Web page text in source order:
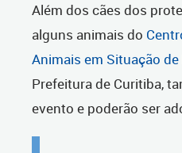
Além dos cães dos
alguns animais do
Animais em Situação de
Prefeitura de Curitiba,
evento e poderão ser